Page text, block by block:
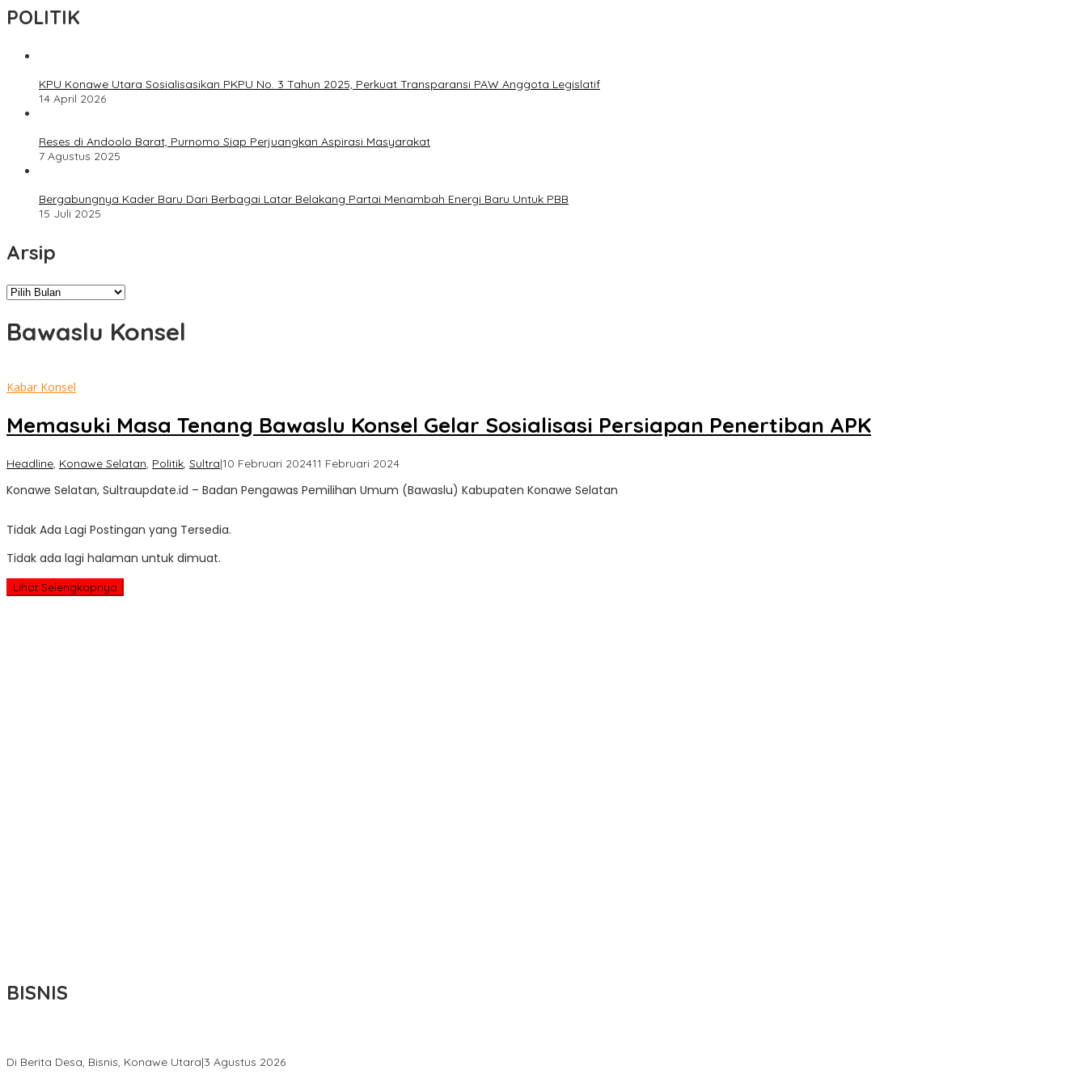
POLITIK
KPU Konawe Utara Sosialisasikan PKPU No. 3 Tahun 2025, Perkuat Transparansi PAW Anggota Legislatif
14 April 2026
Reses di Andoolo Barat, Purnomo Siap Perjuangkan Aspirasi Masyarakat
7 Agustus 2025
Bergabungnya Kader Baru Dari Berbagai Latar Belakang Partai Menambah Energi Baru Untuk PBB
15 Juli 2025
Arsip
Arsip
Bawaslu Konsel
Kabar Konsel
Memasuki Masa Tenang Bawaslu Konsel Gelar Sosialisasi Persiapan Penertiban APK
Headline, Konawe Selatan, Politik, Sultra|10 Februari 202411 Februari 2024oleh
Update
Konawe Selatan, Sultraupdate.id – Badan Pengawas Pemilihan Umum (Bawaslu) Kabupaten Konawe Selatan
Tidak Ada Lagi Postingan yang Tersedia.
Tidak ada lagi halaman untuk dimuat.
Lihat Selengkapnya
BISNIS
Di Berita Desa, Bisnis, Konawe Utara|3 Agustus 2026